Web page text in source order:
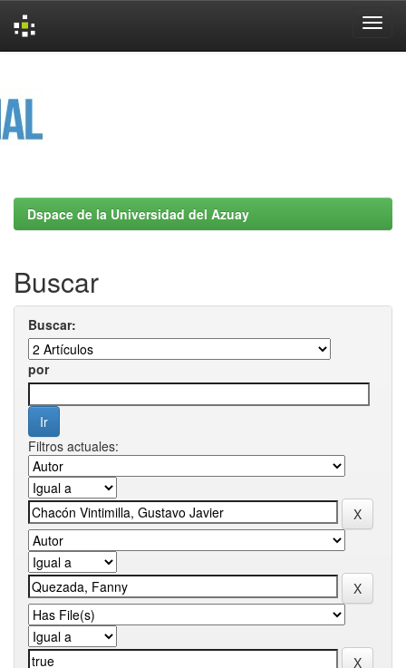
Dspace de la Universidad del Azuay
Buscar
Buscar:
por
Filtros actuales: